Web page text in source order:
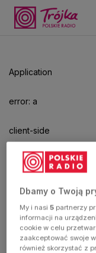
Application
error: a
client-side
exception
has
occurred
(see the
Dbamy o Twoją
My i nasi5 partnerzy
informacji na
cookie w celu
zaakceptować swoje
również skorzystać z